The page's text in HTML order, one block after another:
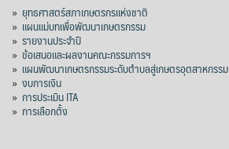
» ยุทธศาสตร์สภาเกษตรกรแห่งชาติ
» แผนแม่บทเพื่อพัฒนาเกษตรกรรม
» รายงานประจำปี
» ข้อเสนอและผลงานคณะกรรมการฯ
» แผนพัฒนาเกษตรกรรมระดับตำบลสู่เกษตรอุตสาหกรรม
» งบการเงิน
» การประเมิน ITA
» การเลือกตั้ง